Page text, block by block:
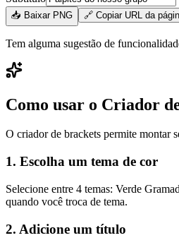
📥 Baixar PNG 🔗 Copiar URL da
Tem alguma sugestão de
Como usar o Criador
O criador de brackets permite montar
1. Escolha um tema de cor
Selecione entre 4 temas: Verde
quando você troca de tema.
2. Adicione um título